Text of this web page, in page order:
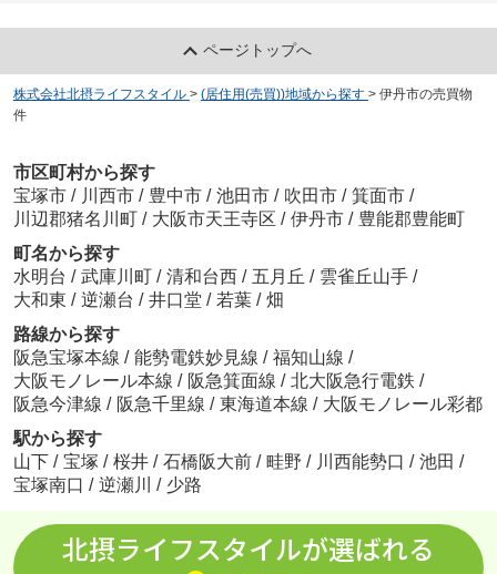
ページトップへ
株式会社北摂ライフスタイル > (居住用(売買))地域から探す > 伊丹市の売買物
件
市区町村から探す
宝塚市 / 川西市 / 豊中市 / 池田市 / 吹田市 / 箕面市 /
川辺郡猪名川町 / 大阪市天王寺区 / 伊丹市 / 豊能郡豊能町
町名から探す
水明台 / 武庫川町 / 清和台西 / 五月丘 / 雲雀丘山手 /
大和東 / 逆瀬台 / 井口堂 / 若葉 / 畑
路線から探す
阪急宝塚本線 / 能勢電鉄妙見線 / 福知山線 /
大阪モノレール本線 / 阪急箕面線 / 北大阪急行電鉄 /
阪急今津線 / 阪急千里線 / 東海道本線 / 大阪モノレール彩都
駅から探す
山下 / 宝塚 / 桜井 / 石橋阪大前 / 畦野 / 川西能勢口 / 池田 /
宝塚南口 / 逆瀬川 / 少路
北摂ライフスタイルが選ばれる